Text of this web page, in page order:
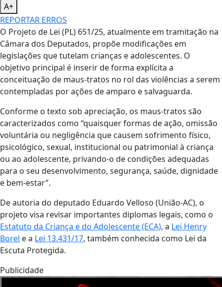
A+
REPORTAR ERROS
O Projeto de Lei (PL) 651/25, atualmente em tramitação na
Câmara dos Deputados, propõe modificações em
legislações que tutelam crianças e adolescentes. O
objetivo principal é inserir de forma explícita a
conceituação de maus-tratos no rol das violências a serem
contempladas por ações de amparo e salvaguarda.
Conforme o texto sob apreciação, os maus-tratos são
caracterizados como “quaisquer formas de ação, omissão
voluntária ou negligência que causem sofrimento físico,
psicológico, sexual, institucional ou patrimonial à criança
ou ao adolescente, privando-o de condições adequadas
para o seu desenvolvimento, segurança, saúde, dignidade
e bem-estar”.
De autoria do deputado Eduardo Velloso (União-AC), o
projeto visa revisar importantes diplomas legais, como o
Estatuto da Criança e do Adolescente (ECA), a Lei Henry
Borel e a Lei 13.431/17, também conhecida como Lei da
Escuta Protegida.
Publicidade